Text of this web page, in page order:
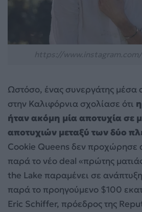
Ωστόσο, ένας συνεργάτης μέσα
στην Καλιφόρνια σχολίασε ότι
ήταν ακόμη μία αποτυχία σε
αποτυχιών μεταξύ των δύο
Cookie Queens δεν προχώρησε
παρά το νέο deal «πρώτης
the Lake παραμένει σε
παρά το προηγούμενο $100
Eric Schiffer, πρόεδρος της